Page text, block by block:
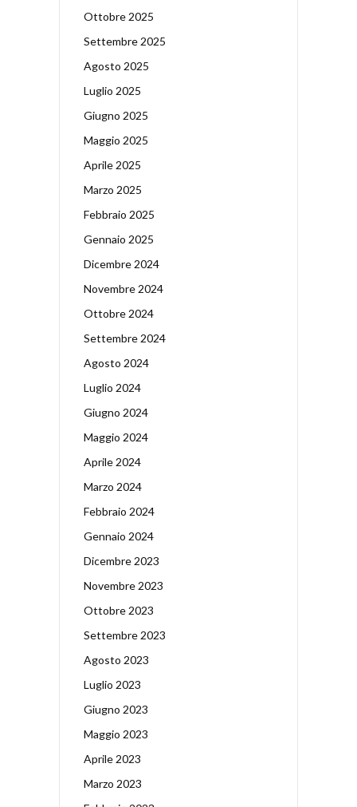
Ottobre 2025
Settembre 2025
Agosto 2025
Luglio 2025
Giugno 2025
Maggio 2025
Aprile 2025
Marzo 2025
Febbraio 2025
Gennaio 2025
Dicembre 2024
Novembre 2024
Ottobre 2024
Settembre 2024
Agosto 2024
Luglio 2024
Giugno 2024
Maggio 2024
Aprile 2024
Marzo 2024
Febbraio 2024
Gennaio 2024
Dicembre 2023
Novembre 2023
Ottobre 2023
Settembre 2023
Agosto 2023
Luglio 2023
Giugno 2023
Maggio 2023
Aprile 2023
Marzo 2023